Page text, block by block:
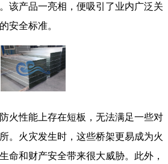
。该产品一亮相，便吸引了业内广泛关
安全标准。
火性能上存在短板，无法满足一些对
。火灾发生时，这些桥架更易成为火
命和财产安全带来很大威胁。此外，